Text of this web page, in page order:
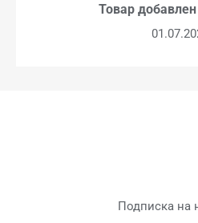
Товар
Подписка на